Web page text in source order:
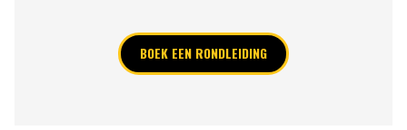
BOEK EEN RONDLEIDING